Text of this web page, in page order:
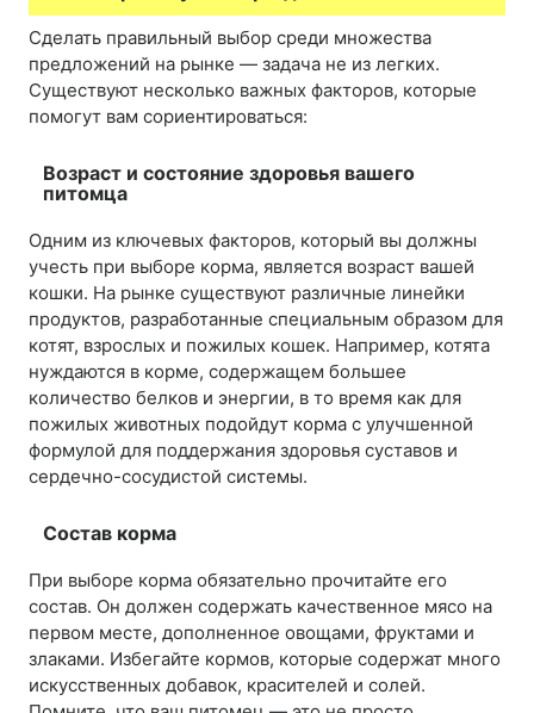
Сделать правильный выбор среди множества
предложений на рынке — задача не из легких.
Существуют несколько важных факторов, которые
помогут вам сориентироваться:
Возраст и состояние здоровья вашего
питомца
Одним из ключевых факторов, который вы должны
учесть при выборе корма, является возраст вашей
кошки. На рынке существуют различные линейки
продуктов, разработанные специальным образом для
котят, взрослых и пожилых кошек. Например, котята
нуждаются в корме, содержащем большее
количество белков и энергии, в то время как для
пожилых животных подойдут корма с улучшенной
формулой для поддержания здоровья суставов и
сердечно-сосудистой системы.
Состав корма
При выборе корма обязательно прочитайте его
состав. Он должен содержать качественное мясо на
первом месте, дополненное овощами, фруктами и
злаками. Избегайте кормов, которые содержат много
искусственных добавок, красителей и солей.